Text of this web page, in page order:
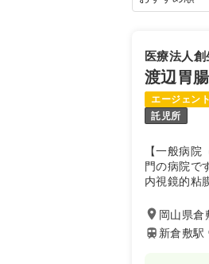
医療法人創
渡辺胃
エージェン
託児所
【一般病
門の病院で
内視鏡的粘
岡山県
新倉敷駅